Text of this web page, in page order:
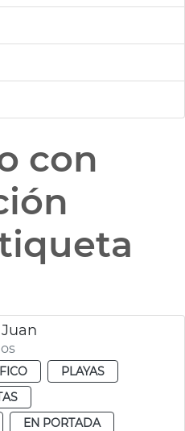
con
PLAYAS
EN PORTADA